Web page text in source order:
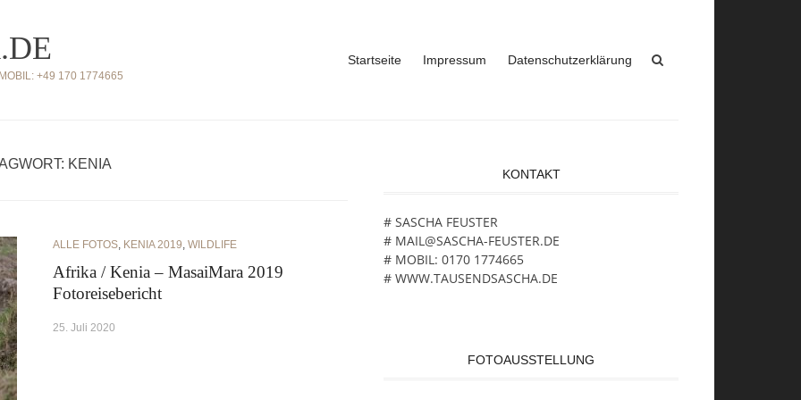
+49 170 1774665
Startseite Impressum Datenschutzerklärung
KENIA
ALLE FOTOS, KENIA 2019, WILDLIFE
Afrika / Kenia – MasaiMara 2019
Fotoreisebericht
25. Juli 2020
KONTAKT
# SASCHA FEUSTER
# MAIL@SASCHA-FEUSTER.DE
# MOBIL: 0170 1774665
# WWW.TAUSENDSASCHA.DE
FOTOAUSSTELLUNG